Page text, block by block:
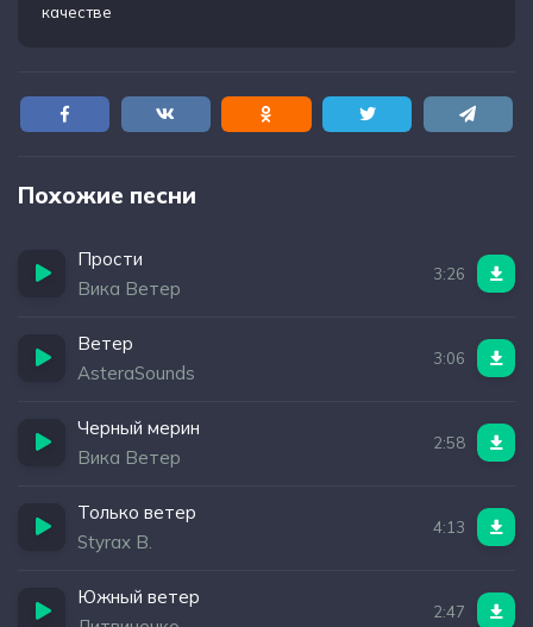
качестве
Похожие песни
Прости
Вика Ветер
3:26
Ветер
AsteraSounds
3:06
Черный мерин
Вика Ветер
2:58
Только ветер
Styrax B.
4:13
Южный ветер
2:47